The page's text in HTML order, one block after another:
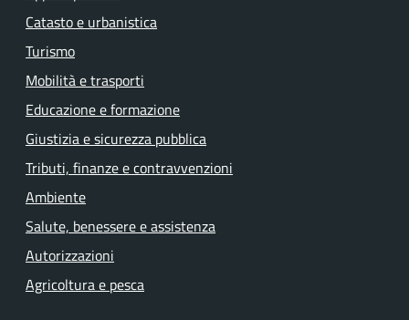
Catasto e urbanistica
Turismo
Mobilità e trasporti
Educazione e formazione
Giustizia e sicurezza pubblica
Tributi, finanze e contravvenzioni
Ambiente
Salute, benessere e assistenza
Autorizzazioni
Agricoltura e pesca